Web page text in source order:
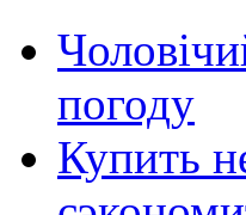
погоду
Купить